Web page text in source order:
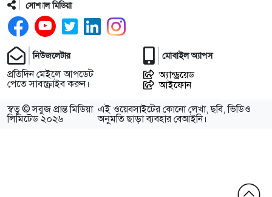
সোশ্যাল মিডিয়া
নিউজলেটার
প্রতিদিন মেইলে আপডেট
পেতে সাবস্ক্রাইব করুন।
মোবাইল অ্যাপস
অ্যান্ড্রয়েড
আইফোন
স্বত্ব © সবুজ প্রান্ত মিডিয়া
লিমিটেড ২০২৬
এই ওয়েবসাইটের কোনো লেখা, ছবি, ভিডিও
অনুমতি ছাড়া ব্যবহার বেআইনি।